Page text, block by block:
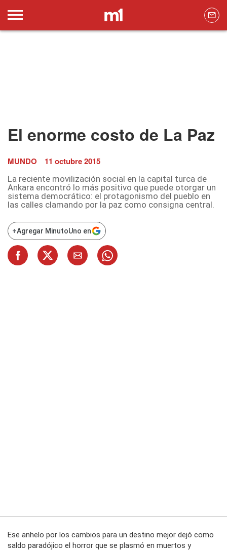
El enorme costo de La Paz
MUNDO 11 octubre 2015
La reciente movilización social en la capital turca de
Ankara encontró lo más positivo que puede otorgar un
sistema democrático: el protagonismo del pueblo en
las calles clamando por la paz como consigna central.
+Agregar MinutoUno en
Ese anhelo por los cambios para un destino mejor dejó como
saldo paradójico el horror que se plasmó en muertos y